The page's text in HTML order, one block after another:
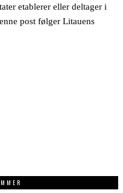
etablerer eller deltager i
post følger Litauens